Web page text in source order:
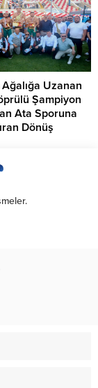
Uzanan
Şampiyon
Ata Sporuna
Dönüş